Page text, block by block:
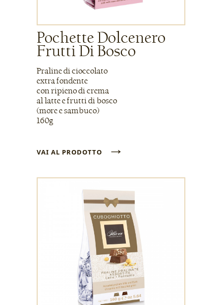
Pochette Dolcenero
Frutti Di Bosco
Praline di cioccolato
extra fondente
con ripieno di crema
al latte e frutti di bosco
(more e sambuco)
160g
VAI AL PRODOTTO →